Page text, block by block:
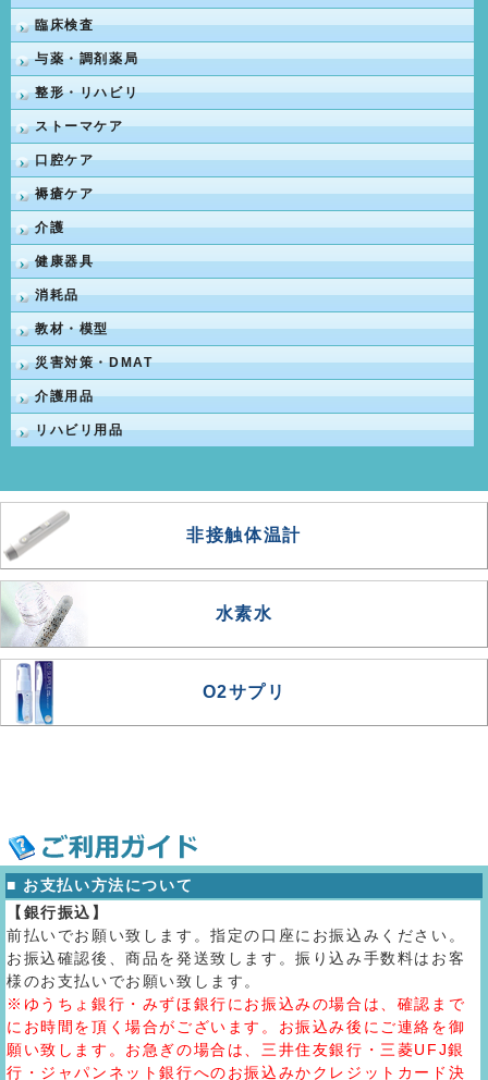
臨床検査
与薬・調剤薬局
整形・リハビリ
ストーマケア
口腔ケア
褥瘡ケア
介護
健康器具
消耗品
教材・模型
災害対策・DMAT
介護用品
リハビリ用品
非接触体温計
水素水
O2サプリ
■ お支払い方法について
【銀行振込】
前払いでお願い致します。指定の口座にお振込みください。
お振込確認後、商品を発送致します。振り込み手数料はお客
様のお支払いでお願い致します。
※ゆうちょ銀行・みずほ銀行にお振込みの場合は、確認まで
にお時間を頂く場合がございます。お振込み後にご連絡を御
願い致します。お急ぎの場合は、三井住友銀行・三菱UFJ銀
行・ジャパンネット銀行へのお振込みかクレジットカード決